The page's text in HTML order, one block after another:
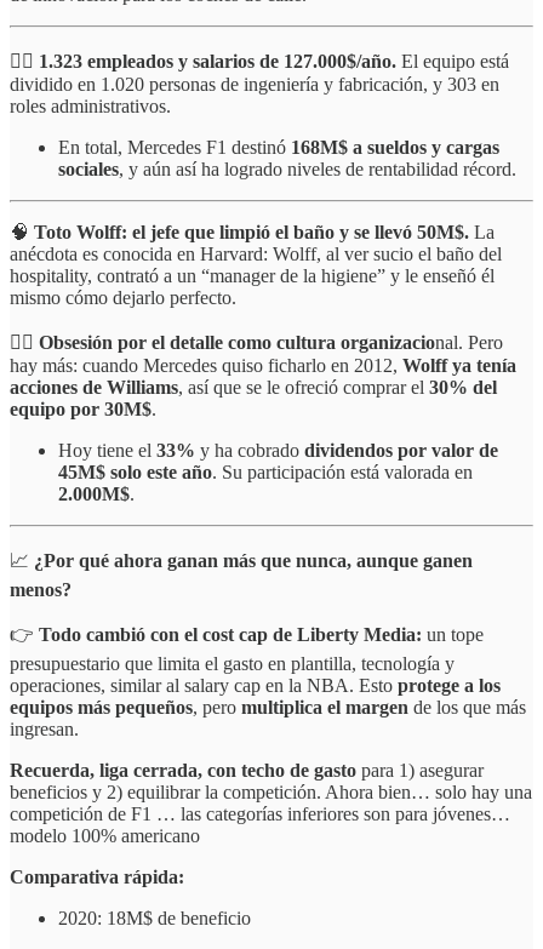
👷‍♂️ 1.323 empleados y salarios de 127.000$/año. El equipo está
dividido en 1.020 personas de ingeniería y fabricación, y 303 en
roles administrativos.
En total, Mercedes F1 destinó 168M$ a sueldos y cargas
sociales, y aún así ha logrado niveles de rentabilidad récord.
🧠 Toto Wolff: el jefe que limpió el baño y se llevó 50M$. La
anécdota es conocida en Harvard: Wolff, al ver sucio el baño del
hospitality, contrató a un “manager de la higiene” y le enseñó él
mismo cómo dejarlo perfecto.
👌🏼 Obsesión por el detalle como cultura organizacional. Pero
hay más: cuando Mercedes quiso ficharlo en 2012, Wolff ya tenía
acciones de Williams, así que se le ofreció comprar el 30% del
equipo por 30M$.
Hoy tiene el 33% y ha cobrado dividendos por valor de
45M$ solo este año. Su participación está valorada en
2.000M$.
📈 ¿Por qué ahora ganan más que nunca, aunque ganen
menos?
👉 Todo cambió con el cost cap de Liberty Media: un tope
presupuestario que limita el gasto en plantilla, tecnología y
operaciones, similar al salary cap en la NBA. Esto protege a los
equipos más pequeños, pero multiplica el margen de los que más
ingresan.
Recuerda, liga cerrada, con techo de gasto para 1) asegurar
beneficios y 2) equilibrar la competición. Ahora bien… solo hay una
competición de F1 … las categorías inferiores son para jóvenes…
modelo 100% americano
Comparativa rápida:
2020: 18M$ de beneficio